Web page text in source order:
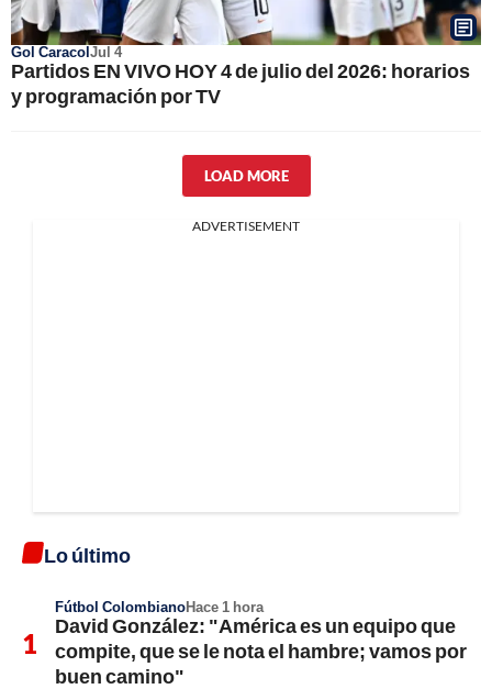
Gol CaracolJul 4
Partidos EN VIVO HOY 4 de julio del 2026: horarios
y programación por TV
LOAD MORE
ADVERTISEMENT
Lo último
Fútbol ColombianoHace 1 hora
David González: "América es un equipo que
compite, que se le nota el hambre; vamos por
buen camino"